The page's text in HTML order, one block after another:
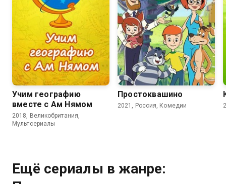
8.5
Учим географию
вместе с Ам Нямом
2018, Великобритания,
Мультсериалы
7.8 5.7
Простоквашино
2021, Россия, Комедии
Ещё сериалы в жанре: